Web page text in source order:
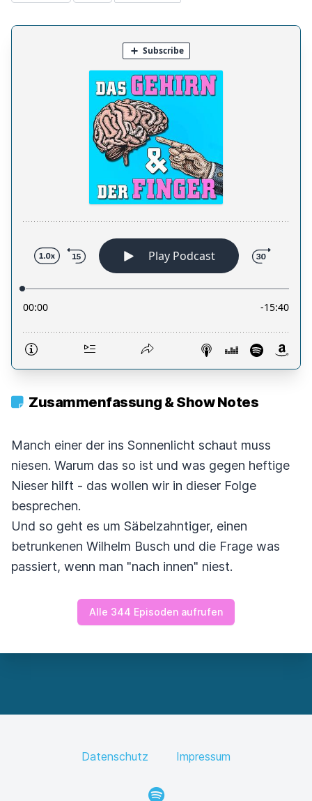
Zusammenfassung & Show Notes
Manch einer der ins Sonnenlicht schaut muss
niesen. Warum das so ist und was gegen heftige
Nieser hilft - das wollen wir in dieser Folge
besprechen.
Und so geht es um Säbelzahntiger, einen
betrunkenen Wilhelm Busch und die Frage was
passiert, wenn man "nach innen" niest.
Alle 344 Episoden aufrufen
Datenschutz Impressum
Spotify